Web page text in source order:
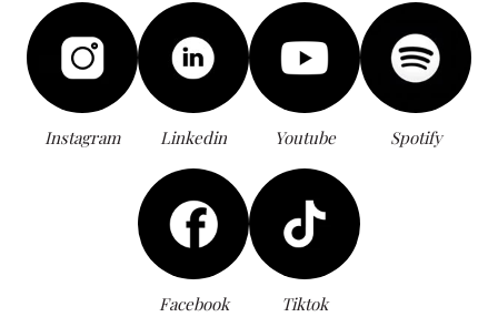
Instagram Linkedin Youtube Spotify
Facebook Tiktok